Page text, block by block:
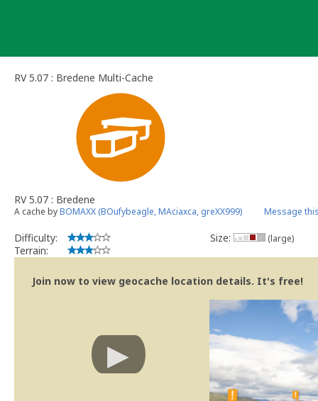
RV 5.07 : Bredene Multi-Cache
RV 5.07 : Bredene
A cache byBOMAXX (BOufybeagle, MAciaxca, greXX999) Message
Difficulty:
Terrain:
Size: (large)
Join now to view geocache location details. It's free!